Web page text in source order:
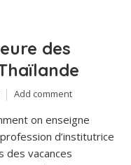
des
Add comment
on enseigne
d’institutrice
des vacances